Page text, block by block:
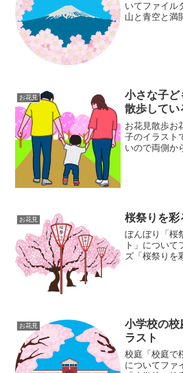
いてファイル
山と青空と満
お花見
小さな子ど
散歩してい
お花見散歩お
子のイラスト
いので両側か
お花見 桜祭りを彩
ぼんぼり「桜
ト」について
ズ「桜祭りを
お花見
小学校の校
ラスト
校庭「校庭で
についてファ